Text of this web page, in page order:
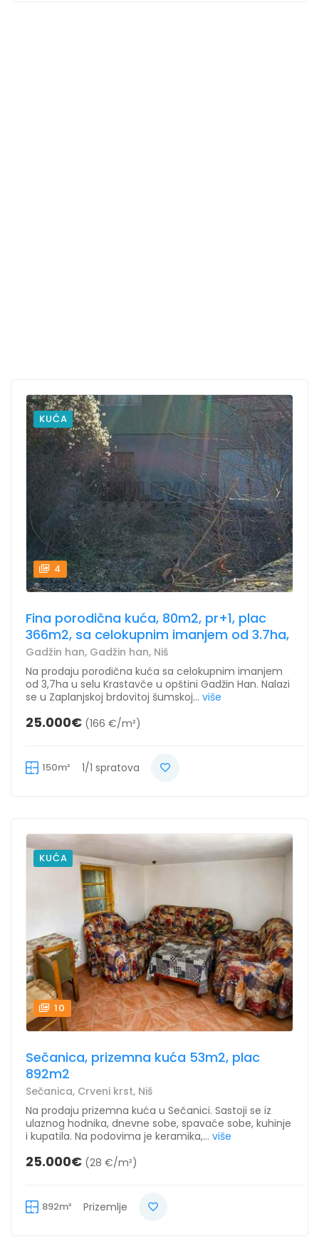
KUĆA
4
Fina porodična kuća, 80m2, pr+1, plac
366m2, sa celokupnim imanjem od 3.7ha,
Gadžin han, Gadžin han, Niš
Na prodaju porodična kuća sa celokupnim imanjem
od 3,7ha u selu Krastavče u opštini Gadžin Han. Nalazi
se u Zaplanjskoj brdovitoj šumskoj... više
25.000€ (166 €/m²)
150m² 1/1 spratova
KUĆA
10
Sečanica, prizemna kuća 53m2, plac
892m2
Sečanica, Crveni krst, Niš
Na prodaju prizemna kuća u Sečanici. Sastoji se iz
ulaznog hodnika, dnevne sobe, spavaće sobe, kuhinje
i kupatila. Na podovima je keramika,... više
25.000€ (28 €/m²)
892m² Prizemlje